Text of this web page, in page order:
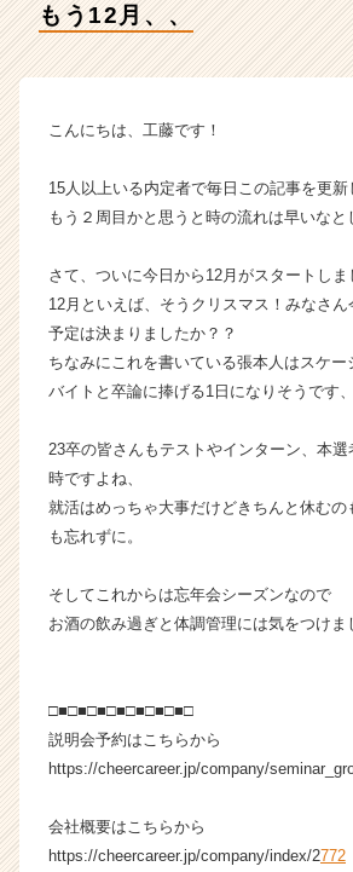
か
ス
ウ
ト
く
就
活
サ
イ
ア
ャ
（C
h
a
r
もう12月、、
こんにちは、工藤です！
15人以上いる内定者で毎日この記事を更新
もう２周目かと思うと時の流れは早いなと
さて、ついに今日から12月がスタートしま
12月といえば、そうクリスマス！みなさ
予定は決まりましたか？？
ちなみにこれを書いている張本人はスケ
バイトと卒論に捧げる1日になりそうです
23卒の皆さんもテストやインターン、本
時ですよね、
就活はめっちゃ大事だけどきちんと休む
も忘れずに。
そしてこれからは忘年会シーズンなので
お酒の飲み過ぎと体調管理には気をつけま
□■□■□■□■□■□■□■□
説明会予約はこちらから
https://cheercareer.jp/company/
会社概要はこちらから
https://cheercareer.jp/company/index/2772